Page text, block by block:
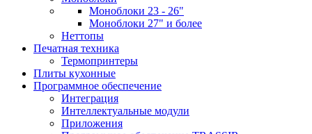
Моноблоки 23 - 26"
Моноблоки 27" и более
Неттопы
Печатная техника
Термопринтеры
Плиты кухонные
Программное обеспечение
Интеграция
Интеллектуальные модули
Приложения